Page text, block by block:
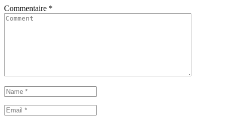
Commentaire *